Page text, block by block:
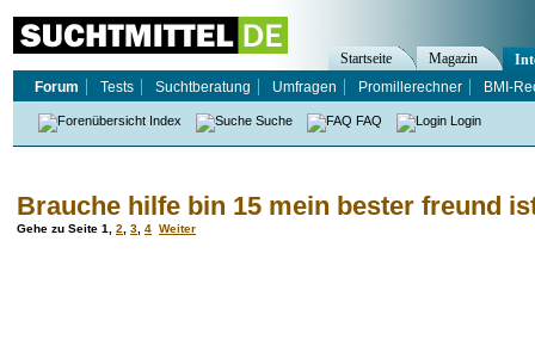
Brauche hilfe bin 15 mein bester freund
Gehe zu Seite 1 2 3 4 Weiter
Startseite Magazin
Forum
Tests Suchtberatung Umfragen Promillerechner BMI-
Index Suche FAQ Login